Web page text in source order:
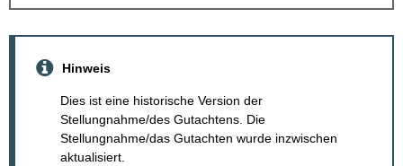
Hinweis
Dies ist eine historische Version der
Stellungnahme/des Gutachtens. Die
Stellungnahme/das Gutachten wurde inzwischen
aktualisiert.